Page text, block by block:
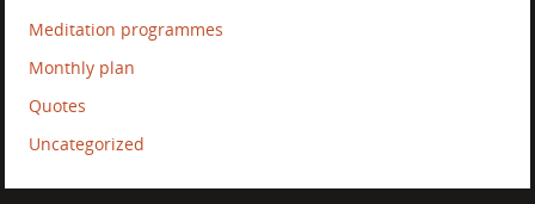
Meditation programmes
Monthly plan
Quotes
Uncategorized